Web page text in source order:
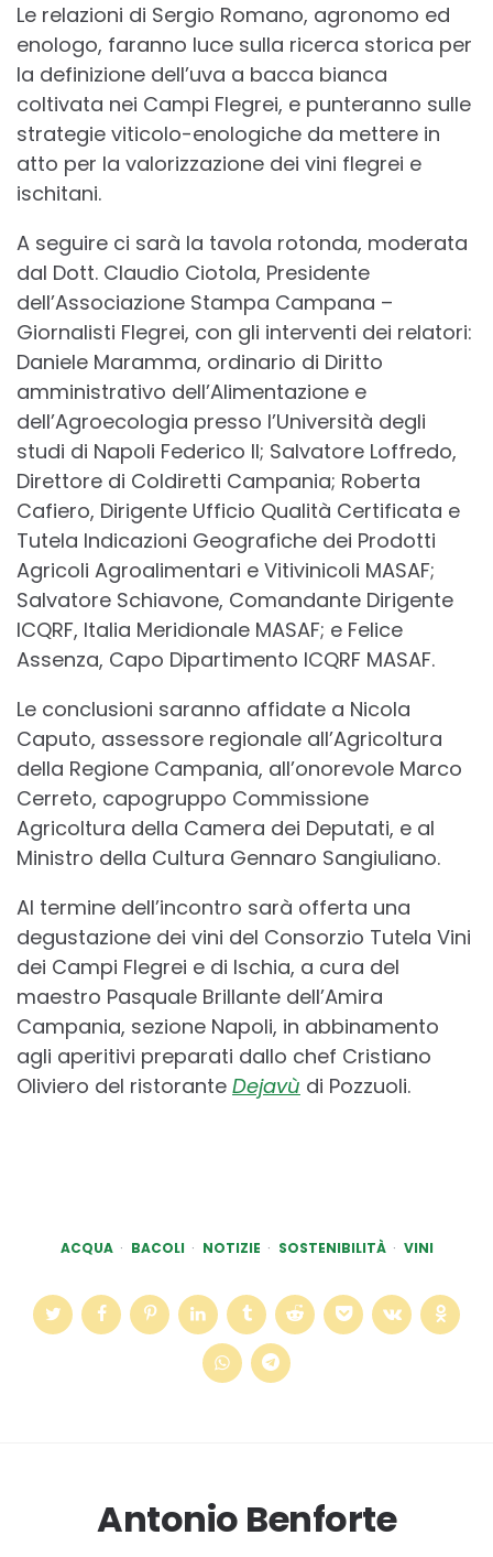
Le relazioni di Sergio Romano, agronomo ed
enologo, faranno luce sulla ricerca storica per
la definizione dell’uva a bacca bianca
coltivata nei Campi Flegrei, e punteranno sulle
strategie viticolo-enologiche da mettere in
atto per la valorizzazione dei vini flegrei e
ischitani.
A seguire ci sarà la tavola rotonda, moderata
dal Dott. Claudio Ciotola, Presidente
dell’Associazione Stampa Campana –
Giornalisti Flegrei, con gli interventi dei relatori:
Daniele Maramma, ordinario di Diritto
amministrativo dell’Alimentazione e
dell’Agroecologia presso l’Università degli
studi di Napoli Federico II; Salvatore Loffredo,
Direttore di Coldiretti Campania; Roberta
Cafiero, Dirigente Ufficio Qualità Certificata e
Tutela Indicazioni Geografiche dei Prodotti
Agricoli Agroalimentari e Vitivinicoli MASAF;
Salvatore Schiavone, Comandante Dirigente
ICQRF, Italia Meridionale MASAF; e Felice
Assenza, Capo Dipartimento ICQRF MASAF.
Le conclusioni saranno affidate a Nicola
Caputo, assessore regionale all’Agricoltura
della Regione Campania, all’onorevole Marco
Cerreto, capogruppo Commissione
Agricoltura della Camera dei Deputati, e al
Ministro della Cultura Gennaro Sangiuliano.
Al termine dell’incontro sarà offerta una
degustazione dei vini del Consorzio Tutela Vini
dei Campi Flegrei e di Ischia, a cura del
maestro Pasquale Brillante dell’Amira
Campania, sezione Napoli, in abbinamento
agli aperitivi preparati dallo chef Cristiano
Oliviero del ristorante Dejavù di Pozzuoli.
ACQUA BACOLI NOTIZIE SOSTENIBILITÀ VINI
Antonio Benforte